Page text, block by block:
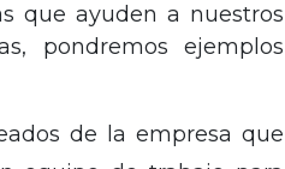
que ayuden a nuestros
pondremos ejemplos
de la empresa que